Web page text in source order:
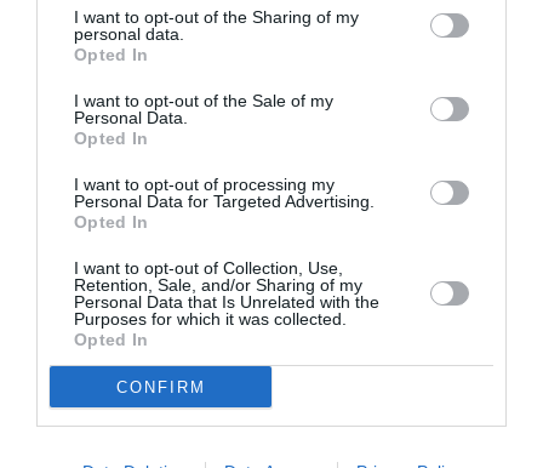
I want to opt-out of the Sharing of my
personal data.
Opted In
I want to opt-out of the Sale of my
Personal Data.
Opted In
I want to opt-out of processing my
Personal Data for Targeted Advertising.
Opted In
I want to opt-out of Collection, Use,
Retention, Sale, and/or Sharing of my
Personal Data that Is Unrelated with the
Purposes for which it was collected.
Opted In
CONFIRM
Σχετικά Άρθρα